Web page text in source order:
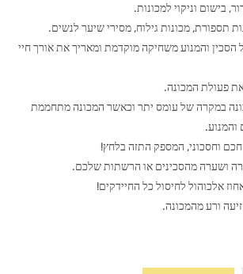
תספורת, מכונות גילוח, מסירי שיער לנשים.
והמנוע משחיקה מוקדמת ומאריך את אורך חיי
פעולת המכונה.
במקרה של עומס יתר וכאשר המכונה מתחממת
והמנוע.
חכם וחסכוני, המספק התזה בלחץ!
ושערה מהסכינים או הרשתות שלכם.
ורע מהמכונה.